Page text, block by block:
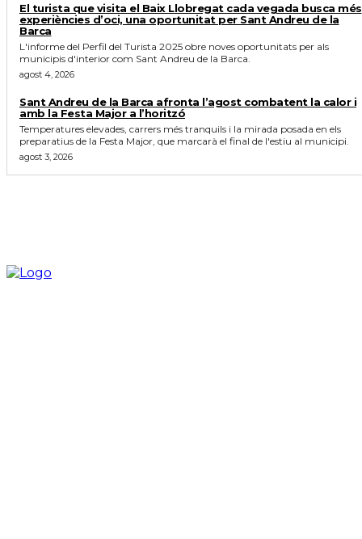
El turista que visita el Baix Llobregat cada vegada busca més
experiències d’oci, una oportunitat per Sant Andreu de la
Barca
L'informe del Perfil del Turista 2025 obre noves oportunitats per als
municipis d'interior com Sant Andreu de la Barca.
agost 4, 2026
Sant Andreu de la Barca afronta l’agost combatent la calor i
amb la Festa Major a l’horitzó
Temperatures elevades, carrers més tranquils i la mirada posada en els
preparatius de la Festa Major, que marcarà el final de l'estiu al municipi.
agost 3, 2026